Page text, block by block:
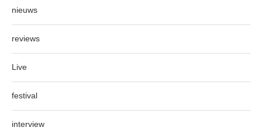
nieuws
reviews
Live
festival
interview